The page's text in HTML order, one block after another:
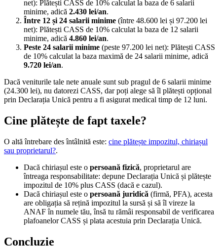
net): Plătești CASS de 10% calculat la baza de 6 salarii
minime, adică 2.430 lei/an.
Între 12 și 24 salarii minime (între 48.600 lei și 97.200 lei
net): Plătești CASS de 10% calculat la baza de 12 salarii
minime, adică 4.860 lei/an.
Peste 24 salarii minime (peste 97.200 lei net): Plătești CASS
de 10% calculat la baza maximă de 24 salarii minime, adică
9.720 lei/an.
Dacă veniturile tale nete anuale sunt sub pragul de 6 salarii minime
(24.300 lei), nu datorezi CASS, dar poți alege să îl plătești opțional
prin Declarația Unică pentru a fi asigurat medical timp de 12 luni.
Cine plătește de fapt taxele?
O altă întrebare des întâlnită este: cine plătește impozitul, chiriașul
sau proprietarul?.
Dacă chiriașul este o persoană fizică, proprietarul are
întreaga responsabilitate: depune Declarația Unică și plătește
impozitul de 10% plus CASS (dacă e cazul).
Dacă chiriașul este o persoană juridică (firmă, PFA), acesta
are obligația să rețină impozitul la sursă și să îl vireze la
ANAF în numele tău, însă tu rămâi responsabil de verificarea
plafoanelor CASS și plata acestuia prin Declarația Unică.
Concluzie